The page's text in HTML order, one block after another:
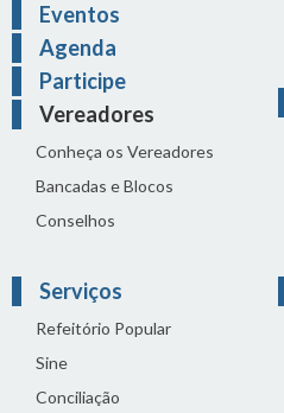
Eventos
Agenda
Participe
Vereadores
Conheça os Vereadores
Bancadas e Blocos
Conselhos
Serviços
Refeitório Popular
Sine
Conciliação